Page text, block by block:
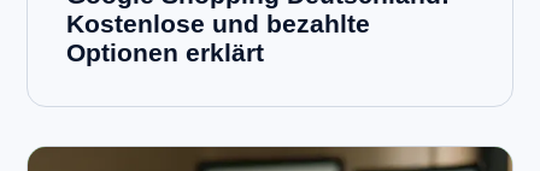
Kostenlose und bezahlte
Optionen erklärt